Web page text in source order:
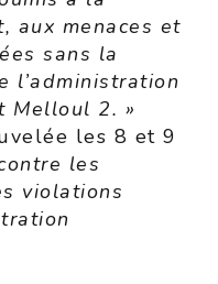
aux menaces et
sans la
l’administration
Melloul 2. »
les 8 et 9
les
violations